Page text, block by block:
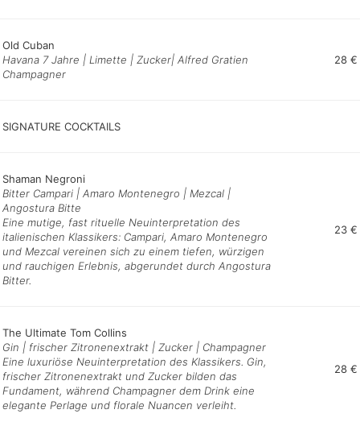
Old Cuban
Havana 7 Jahre | Limette | Zucker| Alfred Gratien
Champagner
28 €
SIGNATURE COCKTAILS
Shaman Negroni
Bitter Campari | Amaro Montenegro | Mezcal |
Angostura Bitte
Eine mutige, fast rituelle Neuinterpretation des
italienischen Klassikers: Campari, Amaro Montenegro
und Mezcal vereinen sich zu einem tiefen, würzigen
und rauchigen Erlebnis, abgerundet durch Angostura
Bitter.
23 €
The Ultimate Tom Collins
Gin | frischer Zitronenextrakt | Zucker | Champagner
Eine luxuriöse Neuinterpretation des Klassikers. Gin,
frischer Zitronenextrakt und Zucker bilden das
Fundament, während Champagner dem Drink eine
elegante Perlage und florale Nuancen verleiht.
28 €